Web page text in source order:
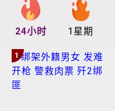
24小时 1星期
1